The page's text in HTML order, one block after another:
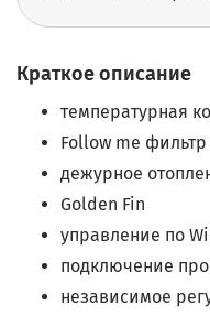
Краткое описание
температурная
Follow me
дежурное
Golden Fin
управление по
подключение
независимое